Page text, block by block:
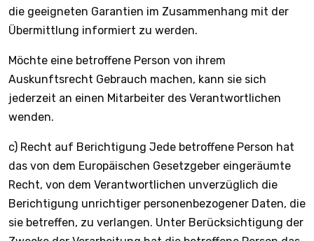
die geeigneten Garantien im Zusammenhang mit der
Übermittlung informiert zu werden.
Möchte eine betroffene Person von ihrem
Auskunftsrecht Gebrauch machen, kann sie sich
jederzeit an einen Mitarbeiter des Verantwortlichen
wenden.
c) Recht auf Berichtigung Jede betroffene Person hat
das von dem Europäischen Gesetzgeber eingeräumte
Recht, von dem Verantwortlichen unverzüglich die
Berichtigung unrichtiger personenbezogener Daten, die
sie betreffen, zu verlangen. Unter Berücksichtigung der